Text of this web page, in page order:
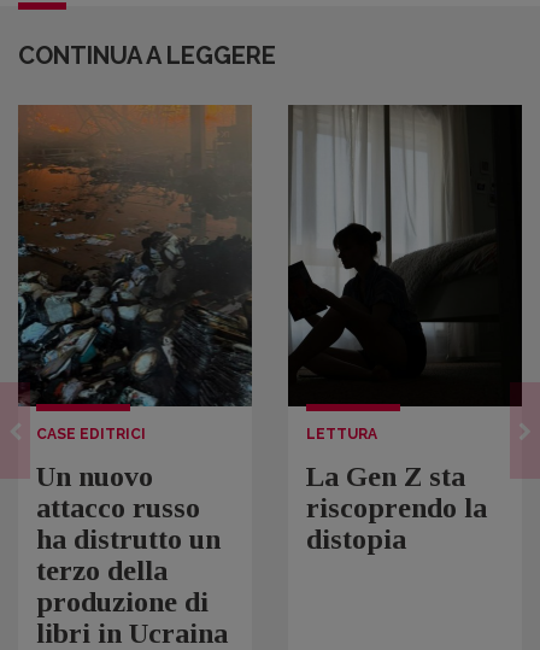
CONTINUA A LEGGERE
CASE EDITRICI
Un nuovo
attacco russo
ha distrutto un
terzo della
produzione di
libri in Ucraina
LETTURA
La Gen Z sta
riscoprendo la
distopia